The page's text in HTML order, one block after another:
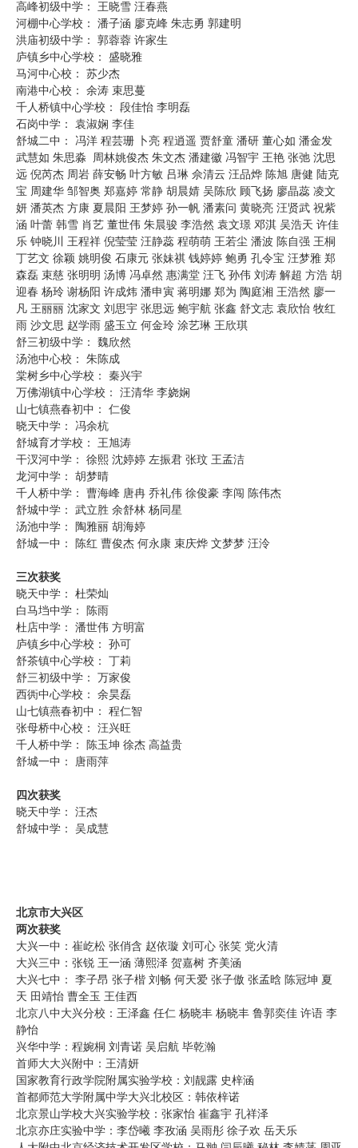
高峰初级中学： 王晓雪 汪春燕
河棚中心学校： 潘子涵 廖克峰 朱志勇 郭建明
洪庙初级中学： 郭蓉蓉 许家生
庐镇乡中心学校： 盛晓雅
马河中心校： 苏少杰
南港中心校： 余涛 束思蔓
千人桥镇中心学校： 段佳怡 李明磊
石岗中学： 袁淑娴 李佳
舒城二中： 冯洋 程芸珊 卜亮 程逍遥 贾舒童 潘研 董心如 潘金发
武慧如 朱思淼 周林姚俊杰 朱文杰 潘建徽 冯智宇 王艳 张弛 沈思
远 倪芮杰 周岩 薛安畅 叶方敏 吕琳 佘清云 汪品烨 陈旭 唐健 陆克
宝 周建华 邹智奥 郑嘉婷 常静 胡晨婧 吴陈欣 顾飞扬 廖晶蕊 凌文
妍 潘英杰 方康 夏晨阳 王梦婷 孙一帆 潘素问 黄晓亮 汪贤武 祝紫
涵 叶蕾 韩雪 肖艺 董世伟 朱晨骏 李浩然 袁文璟 邓淇 吴浩天 许佳
乐 钟晓川 王程祥 倪莹莹 汪静蕊 程萌萌 王若尘 潘波 陈自强 王桐
丁艺文 徐颖 姚明俊 石康元 张妹祺 钱婷婷 鲍勇 孔令宝 汪梦雅 郑
森磊 束慈 张明明 汤博 冯卓然 惠满堂 汪飞 孙伟 刘涛 解超 方浩 胡
迎春 杨玲 谢杨阳 许成炜 潘申寅 蒋明娜 郑为 陶庭湘 王浩然 廖一
凡 王丽丽 沈家文 刘思宇 张思远 鲍宇航 张鑫 舒文志 袁欣怡 牧红
雨 沙文思 赵学雨 盛玉立 何金玲 涂艺琳 王欣琪
舒三初级中学： 魏欣然
汤池中心校： 朱陈成
棠树乡中心学校： 秦兴宇
万佛湖镇中心学校： 汪清华 李娆娴
山七镇燕春初中： 仁俊
晓天中学： 冯余杭
舒城育才学校： 王旭涛
干汊河中学： 徐熙 沈婷婷 左振君 张玟 王孟洁
龙河中学： 胡梦晴
千人桥中学： 曹海峰 唐冉 乔礼伟 徐俊豪 李闯 陈伟杰
舒城中学： 武立胜 余舒林 杨同星
汤池中学： 陶雅丽 胡海婷
舒城一中： 陈红 曹俊杰 何永康 束庆烨 文梦梦 汪泠
三次获奖
晓天中学： 杜荣灿
白马垱中学： 陈雨
杜店中学： 潘世伟 方明富
庐镇乡中心学校： 孙可
舒茶镇中心学校： 丁莉
舒三初级中学： 万家俊
西衖中心学校： 余昊磊
山七镇燕春初中： 程仁智
张母桥中心校： 汪兴旺
千人桥中学： 陈玉坤 徐杰 高益贵
舒城一中： 唐雨萍
四次获奖
晓天中学： 汪杰
舒城中学： 吴成慧
北京市大兴区
两次获奖
大兴一中：崔屹松 张俏含 赵依璇 刘可心 张笑 党火清
大兴三中：张锐 王一涵 薄熙泽 贺嘉树 齐美涵
大兴七中： 李子昂 张子楷 刘畅 何天爱 张子傲 张孟晗 陈冠坤 夏
天 田靖怡 曹全玉 王佳西
北京八中大兴分校：王泽鑫 任仁 杨晓丰 杨晓丰 鲁郭奕佳 许语 李
静怡
兴华中学：程婉桐 刘青诺 吴启航 毕乾瀚
首师大大兴附中：王清妍
国家教育行政学院附属实验学校：刘靓露 史梓涵
首都师范大学附属中学大兴北校区：韩依梓诺
北京景山学校大兴实验学校：张家怡 崔鑫宇 孔祥泽
北京亦庄实验中学：李岱曦 李孜涵 吴雨彤 徐子欢 岳天乐